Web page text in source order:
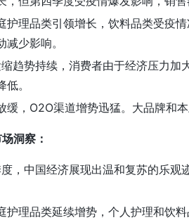
护理品类引领增长，饮料品类受疫
少影响。
趋势持续，消费者由于经济压力加
。
缓，O2O渠道增势迅猛。大品牌和
洞察：
，中国经济展现出温和复苏的乐观
护理品类延续增势，个人护理和饮